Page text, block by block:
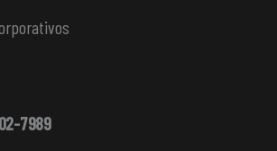
7989